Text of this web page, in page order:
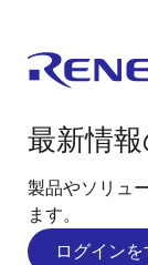
最新情
製品やソリュ
ます。
ログインを